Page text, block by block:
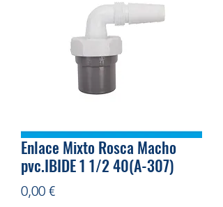
Enlace Mixto Rosca Macho
pvc.IBIDE 1 1/2 40(A-307)
0,00 €Precio